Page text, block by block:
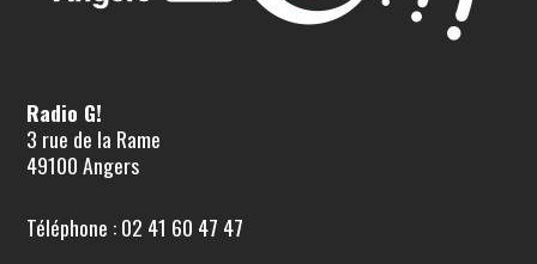
Radio G!
3 rue de la Rame
49100 Angers
Téléphone : 02 41 60 47 47